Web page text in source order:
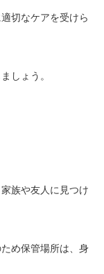
切なケアを受けら
しょう。
族や友人に見つけ
め保管場所は、身